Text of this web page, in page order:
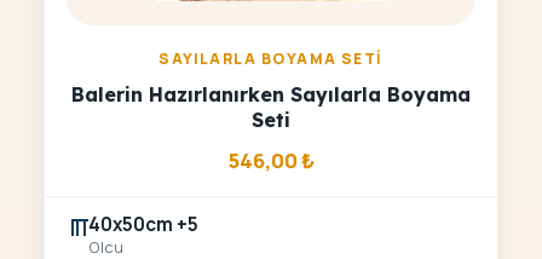
SAYILARLA BOYAMA SETI
Balerin Hazırlanırken Sayılarla Boyama
Seti
546,00₺
40x50cm +5
Olcu